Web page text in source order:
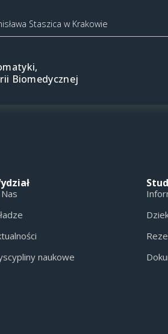
Staszica w Krakowie
Biomedycznej
naukowe